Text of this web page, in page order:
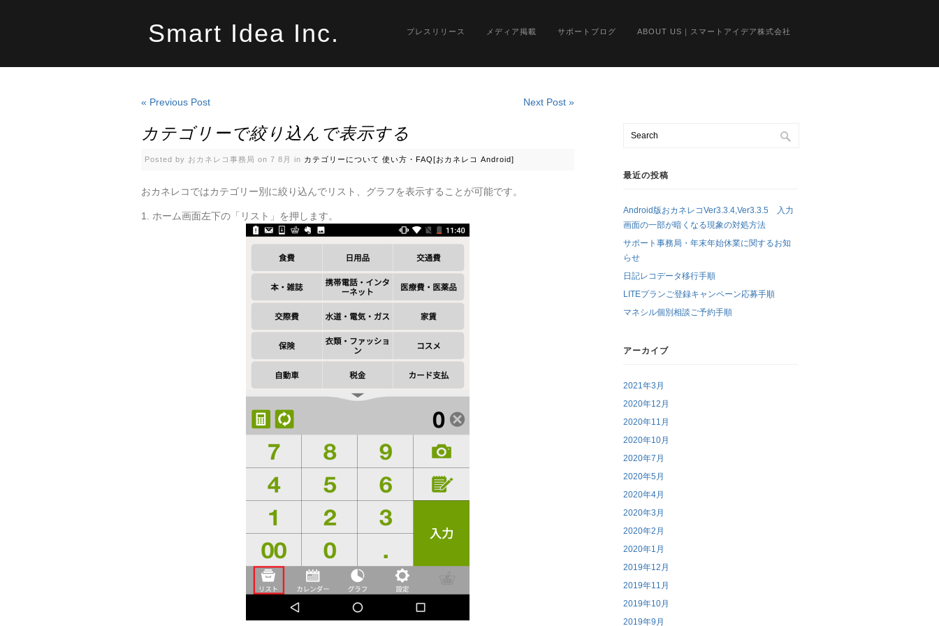
Smart Idea Inc. プレスリリース メディア掲載 サポートブログ ABOUT US｜スマートアイデア株式会社
« Previous Post Next Post »
カテゴリーで絞り込んで表示する
Posted by おカネレコ事務局 on 7 8月 in カテゴリーについて 使い方・FAQ[おカネレコ Android]
おカネレコではカテゴリー別に絞り込んでリスト、グラフを表示することが可能です。
1. ホーム画面左下の「リスト」を押します。
最近の投稿
Android版おカネレコVer3.3.4,Ver3.3.5 入力
画面の一部が暗くなる現象の対処方法
サポート事務局・年末年始休業に関するお知
らせ
日記レコデータ移行手順
LITEプランご登録キャンペーン応募手順
マネシル個別相談ご予約手順
アーカイブ
2021年3月
2020年12月
2020年11月
2020年10月
2020年7月
2020年5月
2020年4月
2020年3月
2020年2月
2020年1月
2019年12月
2019年11月
2019年10月
2019年9月